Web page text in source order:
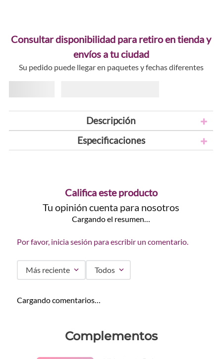
Consultar disponibilidad para retiro en tienda y
envíos a tu ciudad
Su pedido puede llegar en paquetes y fechas diferentes
Descripción
Especificaciones
Califica este producto
Tu opinión cuenta para nosotros
Cargando el resumen…
Por favor, inicia sesión para escribir un comentario.
Más reciente Todos
Cargando comentarios…
Complementos